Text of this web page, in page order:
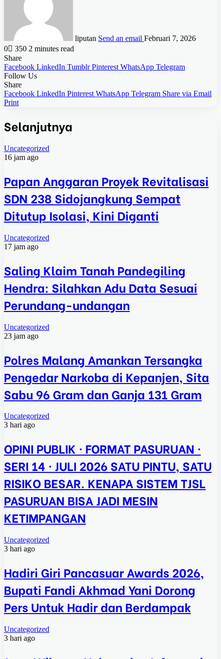
liputan Send an email Februari 7, 2026
0
350 2 minutes read
Share
Facebook LinkedIn Tumblr Pinterest WhatsApp Telegram
Follow Us
Share
Facebook LinkedIn Pinterest WhatsApp Telegram Share via Email
Print
Selanjutnya
Uncategorized
16 jam ago
Papan Anggaran Proyek Revitalisasi
SDN 238 Sidojangkung Sempat
Ditutup Isolasi, Kini Diganti
Uncategorized
17 jam ago
Saling Klaim Tanah Pandegiling
Hendra: Silahkan Adu Data Sesuai
Perundang-undangan
Uncategorized
23 jam ago
Polres Malang Amankan Tersangka
Pengedar Narkoba di Kepanjen, Sita
Sabu 96 Gram dan Ganja 131 Gram
Uncategorized
3 hari ago
OPINI PUBLIK · FORMAT PASURUAN ·
SERI 14 · JULI 2026 SATU PINTU, SATU
RISIKO BESAR. KENAPA SISTEM TJSL
PASURUAN BISA JADI MESIN
KETIMPANGAN
Uncategorized
3 hari ago
Hadiri Giri Pancasuar Awards 2026,
Bupati Fandi Akhmad Yani Dorong
Pers Untuk Hadir dan Berdampak
Uncategorized
3 hari ago